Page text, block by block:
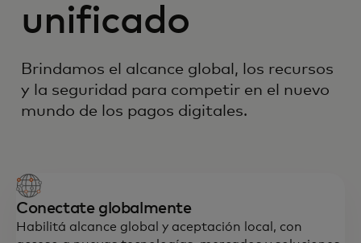
unificado
Brindamos el alcance global, los recursos
y la seguridad para competir en el nuevo
mundo de los pagos digitales.
Conectate globalmente
Habilitá alcance global y aceptación local, con